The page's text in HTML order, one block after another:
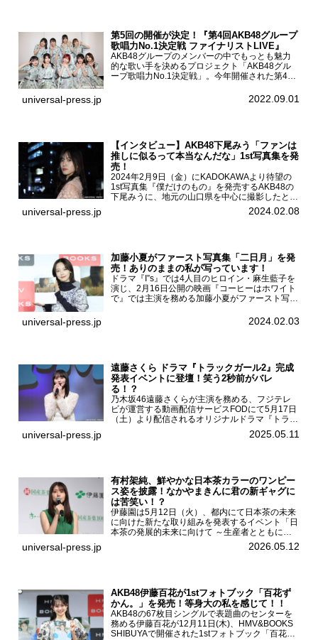
第5回の開催が決定！『第4回AKB48グループ
歌唱力No.1決定戦 ファイナリストLIVE』
AKB48グループのメンバーの中でもっとも魅力
的な歌い手を決めるプロジェクト「AKB48グル
ープ歌唱力No.1決定戦」。今年開催された第4回
る一夜限りのライブイベント「ファイナリスト
universal-press.jp 2022.09.01
【インタビュー】AKB48下尾みう「ファンは
推しに似るって本当なんだな」1st写真集を発
売！
2024年2月9日（金）にKADOKAWAより待望の
1st写真集『僕だけのもの』を発売するAKB48の
下尾みうに、地元の山口県を中心に撮影したとい
う今回の写真集についてインタビューをお願いし
た。1st写真集『僕だけのもの』を発売する
universal-press.jp 2024.02.08
加藤小夏がファースト写真集「二日月」を発
売！ありのままの私が写っています！
ドラマ『I”s』では4人目のヒロイン・麻生藍子を
演じ、2月16日公開の映画『コーヒーはホワイト
で』では主演を務める加藤小夏がファースト写真
記念イベントをHMV＆BOOKS SHIBUYAで開催
universal-press.jp 2024.02.03
遠藤さくら ドラマ『トラックガール2』完成
発表イベントに登壇！笑う2秒前がバレ
る！？
乃木坂46遠藤さくらが主演を務める、フジテレ
ビが運営する動画配信サービスFODにて5月17日
（土）より配信されるオリジナルドラマ『トラッ
クガール2』の完成発表イベントが５月10日
（土）都内で開催された。FODドラマ『トラック
universal-press.jp 2025.05.11
有村架純、鮮やかな日本茶カラーのワンピー
ス姿を披露！なかやまきんに君の新ギャグに
は苦笑い！？
伊藤園は5月12日（火）、都内にて日本茶の未来
に向けた新たな取り組みを発表するイベント「日
本茶の発展的未来に向けて ～生産者とともに。
日本茶を世界へ～」を開催。イベントには伊藤園
のCMキャラクターを務める有村架純、伊藤園よ
universal-press.jp 2026.05.12
AKB48伊藤百花が1stフォトブック「百花ず
かん。」を発売！等身大の私を感じて！！
AKB48の67枚目シングルで表題曲のセンターを
務める伊藤百花が12月11日(木)、HMV&BOOKS
SHIBUYAで開催された1stフォトブック「百花ず